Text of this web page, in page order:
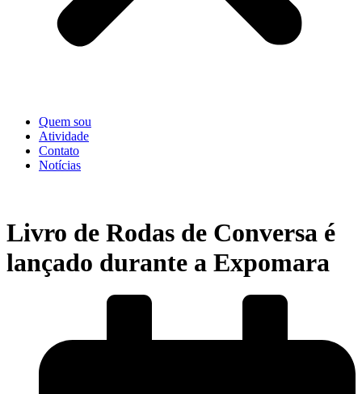
Quem sou
Atividade
Contato
Notícias
Livro de Rodas de Conversa é
lançado durante a Expomara